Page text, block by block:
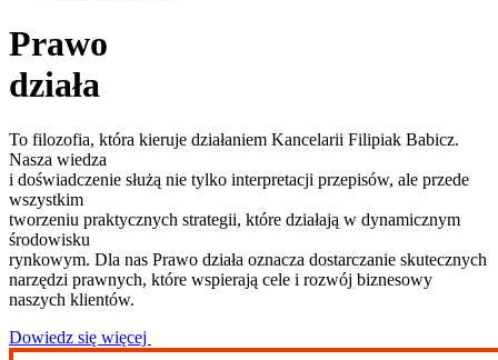
Prawo
działa
To filozofia, która kieruje działaniem Kancelarii Filipiak Babicz.
Nasza wiedza
i doświadczenie służą nie tylko interpretacji przepisów, ale przede
wszystkim
tworzeniu praktycznych strategii, które działają w dynamicznym
środowisku
rynkowym. Dla nas Prawo działa oznacza dostarczanie skutecznych
narzędzi prawnych, które wspierają cele i rozwój biznesowy
naszych klientów.
Dowiedz się więcej